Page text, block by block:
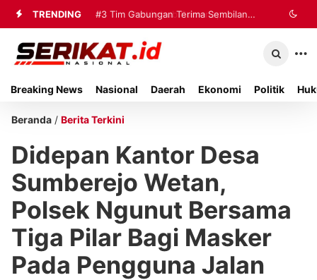
TRENDING #2 Perkimhub Sumenep
Matangkan Pelaksanaan RTLH 2026,
#3 Tim Gabungan Terima Sembilan
Korban Evakuasi KM Mutiara Sentosa
Breaking News Nasional Daerah Ekonomi Politik
Beranda / Berita Terkini
Didepan Kantor Desa
Sumberejo Wetan,
Polsek Ngunut Bersama
Tiga Pilar Bagi Masker
Pada Pengguna Jalan